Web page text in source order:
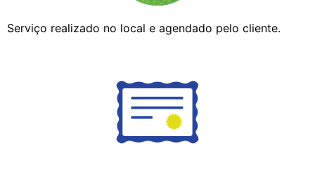
Serviço realizado no local e agendado pelo cliente.